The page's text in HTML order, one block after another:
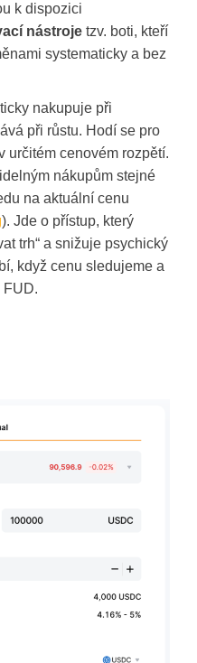
k dispozici
nástroje tzv. boti, kteří
systematicky a bez
nakupuje při
při růstu. Hodí se pro
určitém cenovém rozpětí.
nákupům stejné
na aktuální cenu
). Jde o přístup, který
trh“ a snižuje psychický
když cenu sledujeme a
FUD.